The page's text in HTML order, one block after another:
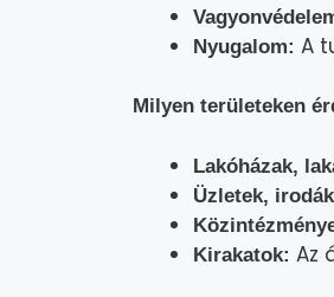
Nyugalom: A
Milyen területeken
Lakóházak,
Üzletek,
Kirakatok: Az